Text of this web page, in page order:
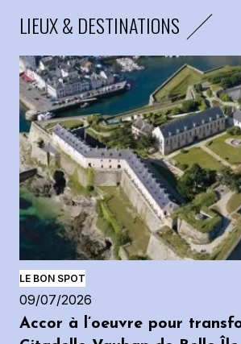
LIEUX & DESTINATIONS
LE BON SPOT
09/07/2026
Accor à l’oeuvre pour